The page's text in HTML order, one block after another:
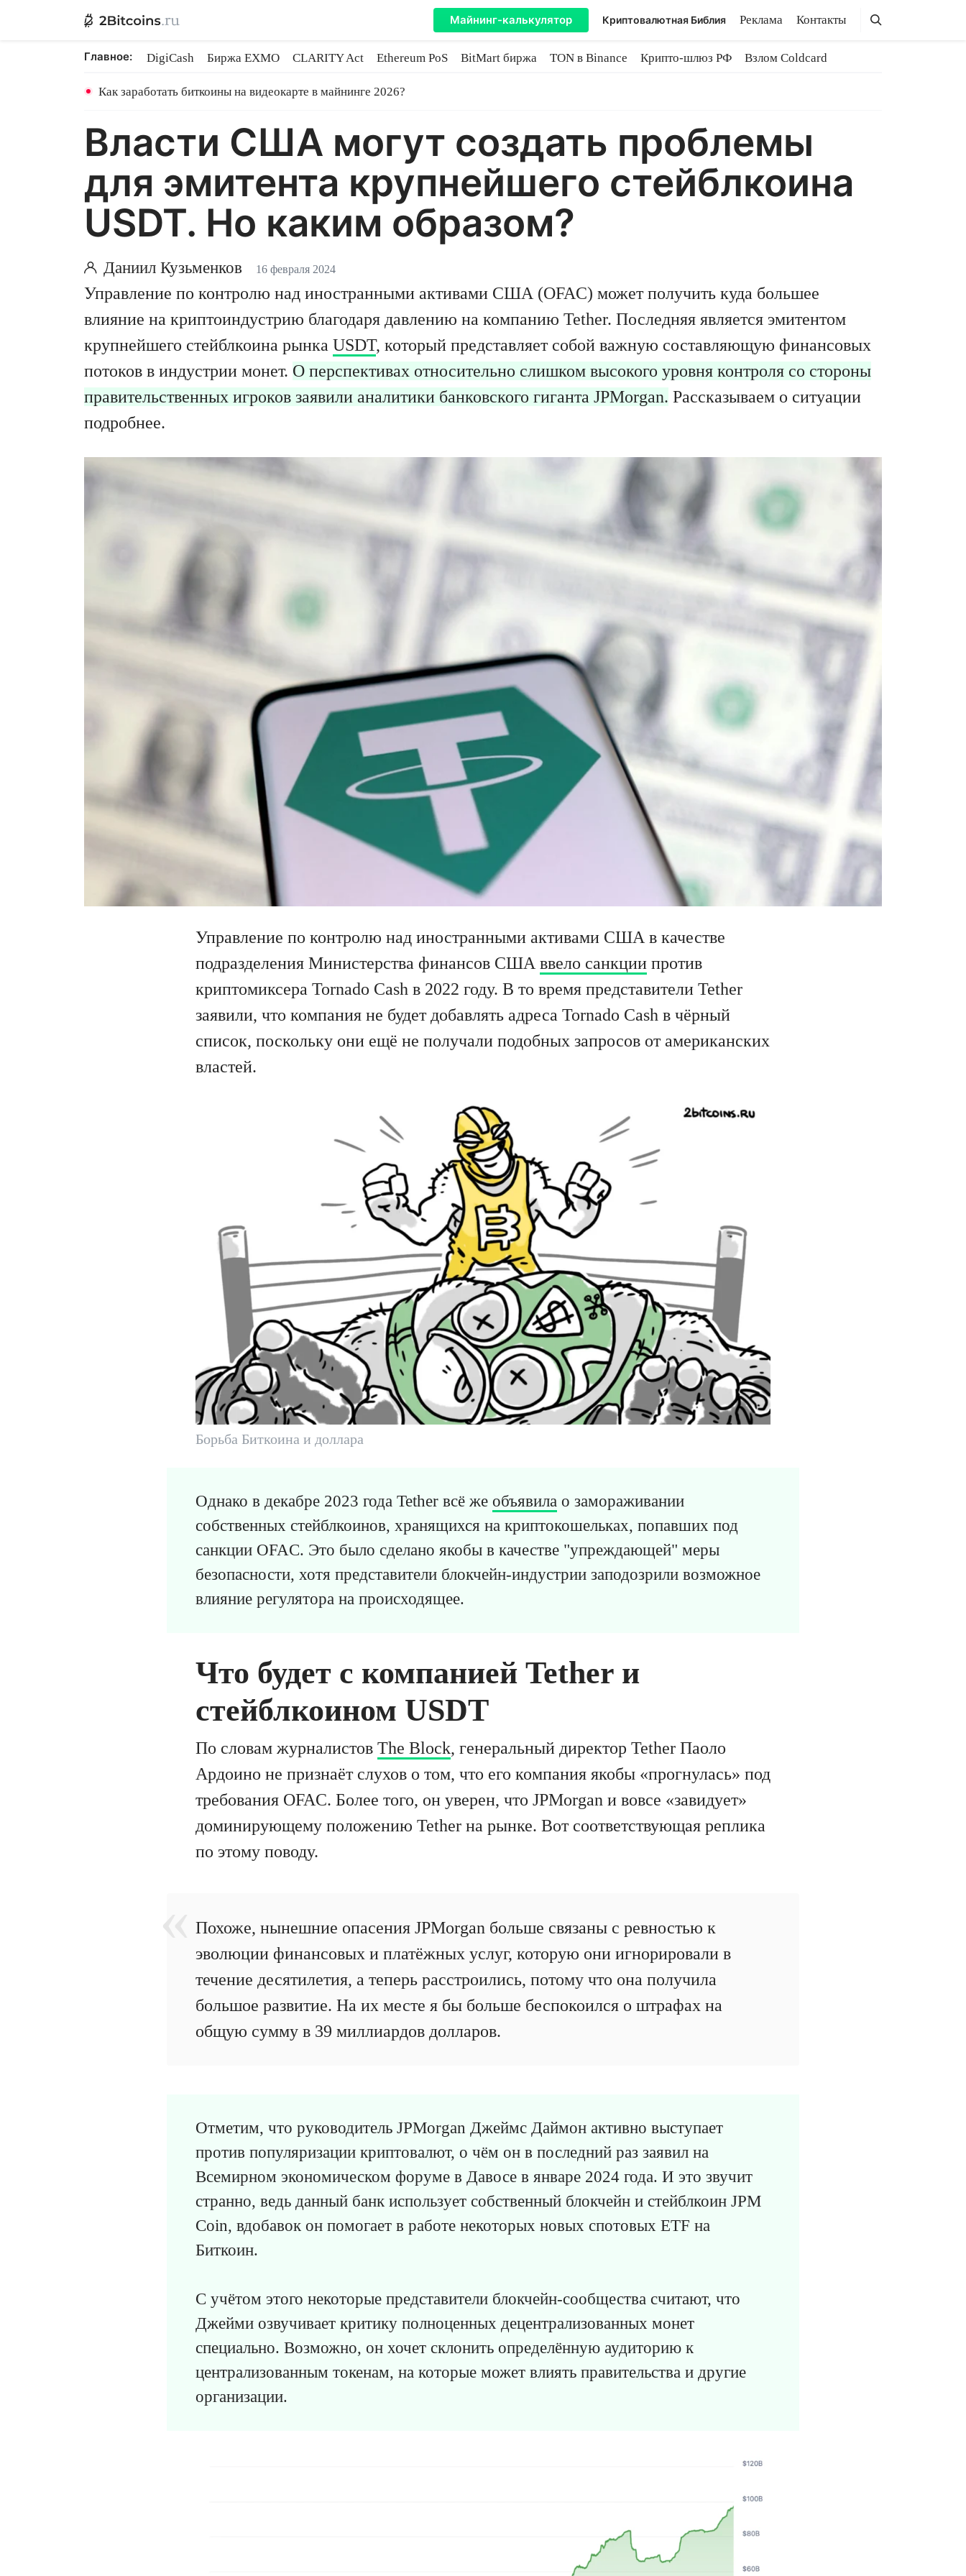
Майнинг-калькулятор Криптовалютная Библия Реклама Контакты Поиск
Поиск
Главное: DigiCash Биржа EXMO CLARITY Act Ethereum PoS BitMart биржа TON в Binance Крипто-шлюз РФ
Взлом Coldcard
Как заработать биткоины на видеокарте в майнинге 2026?
Власти США могут создать проблемы
для эмитента крупнейшего стейблкоина
USDT. Но каким образом?
Даниил Кузьменков 16 февраля 2024
Управление по контролю над иностранными активами США (OFAC) может получить куда большее
влияние на криптоиндустрию благодаря давлению на компанию Tether. Последняя является эмитентом
крупнейшего стейблкоина рынка USDT, который представляет собой важную составляющую финансовых
потоков в индустрии монет. О перспективах относительно слишком высокого уровня контроля со стороны
правительственных игроков заявили аналитики банковского гиганта JPMorgan. Рассказываем о ситуации
подробнее.
Управление по контролю над иностранными активами США в качестве
подразделения Министерства финансов США ввело санкции против
криптомиксера Tornado Cash в 2022 году. В то время представители Tether
заявили, что компания не будет добавлять адреса Tornado Cash в чёрный
список, поскольку они ещё не получали подобных запросов от американских
властей.
Борьба Биткоина и доллара
Однако в декабре 2023 года Tether всё же объявила о замораживании
собственных стейблкоинов, хранящихся на криптокошельках, попавших под
санкции OFAC. Это было сделано якобы в качестве "упреждающей" меры
безопасности, хотя представители блокчейн-индустрии заподозрили возможное
влияние регулятора на происходящее.
Что будет с компанией Tether и
стейблкоином USDT
По словам журналистов The Block, генеральный директор Tether Паоло
Ардоино не признаёт слухов о том, что его компания якобы «прогнулась» под
требования OFAC. Более того, он уверен, что JPMorgan и вовсе «завидует»
доминирующему положению Tether на рынке. Вот соответствующая реплика
по этому поводу.
Похоже, нынешние опасения JPMorgan больше связаны с ревностью к
эволюции финансовых и платёжных услуг, которую они игнорировали в
течение десятилетия, а теперь расстроились, потому что она получила
большое развитие. На их месте я бы больше беспокоился о штрафах на
общую сумму в 39 миллиардов долларов.
Отметим, что руководитель JPMorgan Джеймс Даймон активно выступает
против популяризации криптовалют, о чём он в последний раз заявил на
Всемирном экономическом форуме в Давосе в январе 2024 года. И это звучит
странно, ведь данный банк использует собственный блокчейн и стейблкоин JPM
Coin, вдобавок он помогает в работе некоторых новых спотовых ETF на
Биткоин.
С учётом этого некоторые представители блокчейн-сообщества считают, что
Джейми озвучивает критику полноценных децентрализованных монет
специально. Возможно, он хочет склонить определённую аудиторию к
централизованным токенам, на которые может влиять правительства и другие
организации.